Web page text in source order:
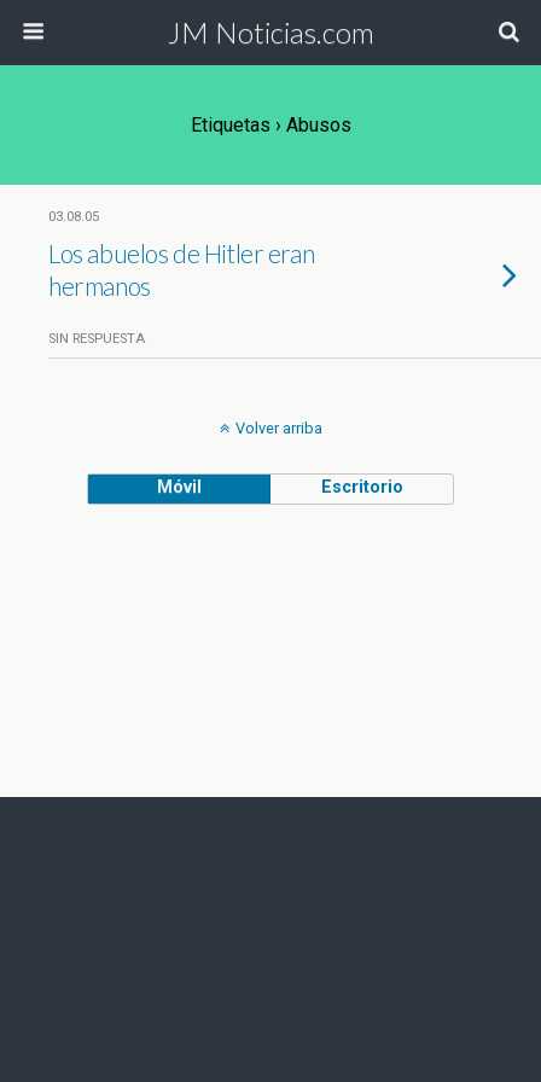
JM Noticias.com
Etiquetas › Abusos
03.08.05
Los abuelos de Hitler eran
hermanos
SIN RESPUESTA
Volver arriba
Móvil Escritorio